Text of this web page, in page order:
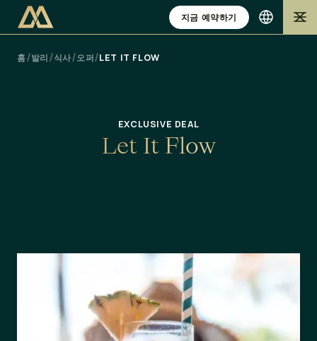
지금 예약하기
홈/발리/식사/오퍼/LET IT FLOW
EXCLUSIVE DEAL
Let ItFlow